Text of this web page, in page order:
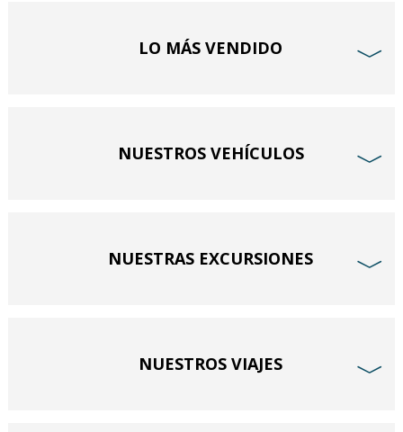
LO MÁS VENDIDO ﹀
NUESTROS VEHÍCULOS ﹀
NUESTRAS EXCURSIONES ﹀
NUESTROS VIAJES ﹀